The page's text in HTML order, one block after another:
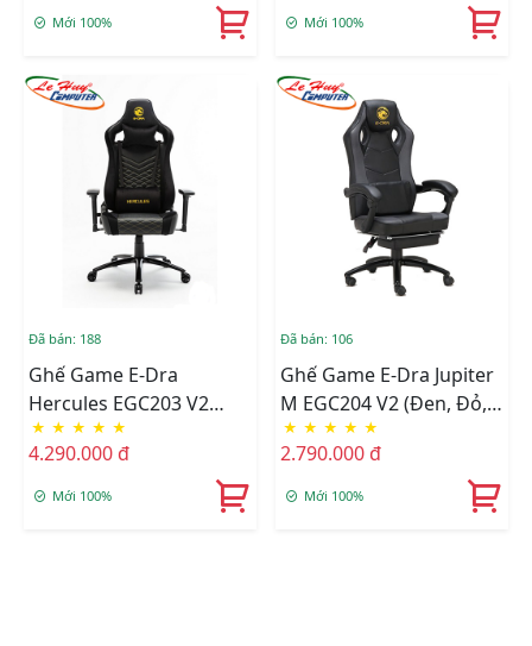
Mới 100% Mới 100%
Đã bán: 188
Ghế Game E-Dra
Hercules EGC203 V2
Black
★ ★ ★ ★ ★
4.290.000 đ
Mới 100%
Đã bán: 106
Ghế Game E-Dra Jupiter
M EGC204 V2 (Đen, Đỏ,
Trắng, Xanh Lá)
★ ★ ★ ★ ★
2.790.000 đ
Mới 100%